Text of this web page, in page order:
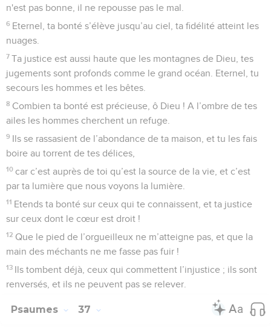
n'est pas bonne, il ne repousse pas le mal.
6 Eternel, ta bonté s’élève jusqu’au ciel, ta fidélité atteint les
nuages.
7 Ta justice est aussi haute que les montagnes de Dieu, tes
jugements sont profonds comme le grand océan. Eternel, tu
secours les hommes et les bêtes.
8 Combien ta bonté est précieuse, ô Dieu ! A l’ombre de tes
ailes les hommes cherchent un refuge.
9 Ils se rassasient de l’abondance de ta maison, et tu les fais
boire au torrent de tes délices,
10 car c’est auprès de toi qu’est la source de la vie, et c’est
par ta lumière que nous voyons la lumière.
11 Etends ta bonté sur ceux qui te connaissent, et ta justice
sur ceux dont le cœur est droit !
12 Que le pied de l’orgueilleux ne m’atteigne pas, et que la
main des méchants ne me fasse pas fuir !
13 Ils tombent déjà, ceux qui commettent l’injustice ; ils sont
renversés, et ils ne peuvent pas se relever.
Psaumes 37